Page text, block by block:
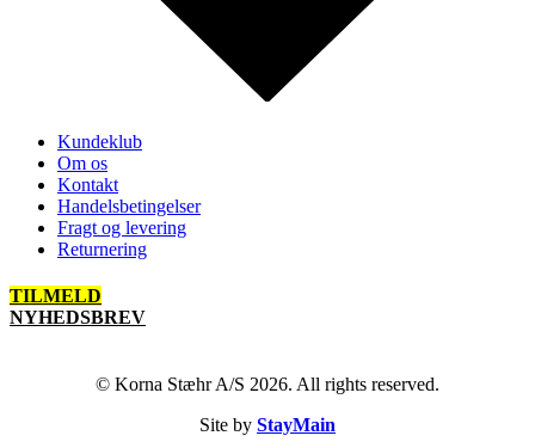
Kundeklub
Om os
Kontakt
Handelsbetingelser
Fragt og levering
Returnering
TILMELD
NYHEDSBREV
© Korna Stæhr A/S 2026. All rights reserved.
Site by StayMain